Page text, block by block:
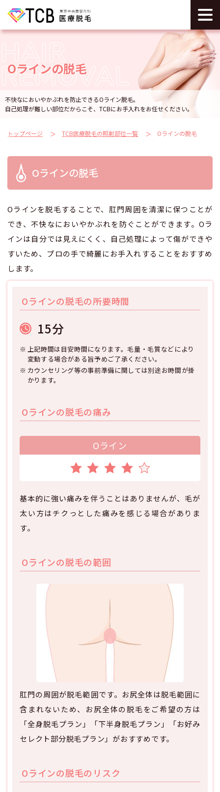
REMOVAL
Oラインの脱毛
不快なにおいやかぶれを防止できるOライン脱毛。
自己処理が難しい部位だからこそ、TCBにお手入れをお任せください。
トップページ TCB医療脱毛の照射部位一覧 Oラインの脱毛
Oラインの脱毛
Oラインを脱毛することで、肛門周囲を清潔に保つことが
でき、不快なにおいやかぶれを防ぐことができます。Oラ
インは自分では見えにくく、自己処理によって傷ができや
すいため、プロの手で綺麗にお手入れすることをおすすめ
します。
Oラインの脱毛の所要時間
15分
上記時間は目安時間になります。毛量・毛質などにより
変動する場合がある旨予めご了承ください。
カウンセリング等の事前準備に関しては別途お時間が掛
かります。
Oラインの脱毛の痛み
Oライン
基本的に強い痛みを伴うことはありませんが、毛が
太い方はチクっとした痛みを感じる場合がありま
す。
Oラインの脱毛の範囲
肛門の周囲が脱毛範囲です。お尻全体は脱毛範囲に
含まれないため、お尻全体の脱毛をご希望の方は
「全身脱毛プラン」「下半身脱毛プラン」「お好み
セレクト部分脱毛プラン」がおすすめです。
Oラインの脱毛のリスク